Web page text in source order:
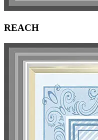
REACH